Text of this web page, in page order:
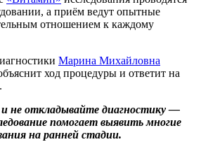
а приём ведут опытные
отношением к каждому
Марина Михайловна
ход процедуры и ответит на
и не откладывайте диагностику —
помогает выявить многие
на ранней стадии.